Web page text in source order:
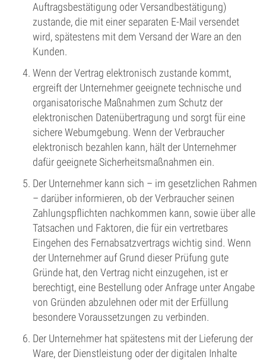
Auftragsbestätigung oder Versandbestätigung)
zustande, die mit einer separaten E-Mail versendet
wird, spätestens mit dem Versand der Ware an den
Kunden.
Wenn der Vertrag elektronisch zustande kommt,
ergreift der Unternehmer geeignete technische und
organisatorische Maßnahmen zum Schutz der
elektronischen Datenübertragung und sorgt für eine
sichere Webumgebung. Wenn der Verbraucher
elektronisch bezahlen kann, hält der Unternehmer
dafür geeignete Sicherheitsmaßnahmen ein.
Der Unternehmer kann sich – im gesetzlichen Rahmen
– darüber informieren, ob der Verbraucher seinen
Zahlungspflichten nachkommen kann, sowie über alle
Tatsachen und Faktoren, die für ein vertretbares
Eingehen des Fernabsatzvertrags wichtig sind. Wenn
der Unternehmer auf Grund dieser Prüfung gute
Gründe hat, den Vertrag nicht einzugehen, ist er
berechtigt, eine Bestellung oder Anfrage unter Angabe
von Gründen abzulehnen oder mit der Erfüllung
besondere Voraussetzungen zu verbinden.
Der Unternehmer hat spätestens mit der Lieferung der
Ware, der Dienstleistung oder der digitalen Inhalte